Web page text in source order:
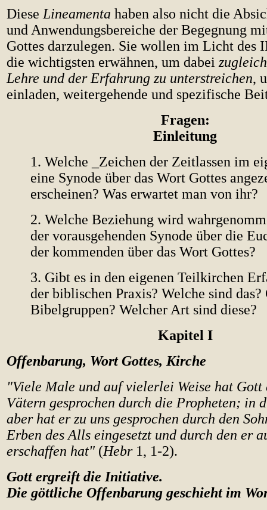
DieseLineamenta haben also nicht die
und Anwendungsbereiche der Begegnung
Gottes darzulegen. Sie wollen im Licht des
die wichtigsten erwähnen, um dabei
Lehre und der Erfahrung zu unterstreichen,
einladen, weitergehende und spezifische
Fragen:
Einleitung
1. Welche _Zeichen der Zeitlassen im
eine Synode über das Wort Gottes
erscheinen? Was erwartet man von ihr?
2. Welche Beziehung wird
der vorausgehenden Synode über die
der kommenden über das Wort Gottes?
3. Gibt es in den eigenen Teilkirchen
der biblischen Praxis? Welche sind das?
Bibelgruppen? Welcher Art sind diese?
Kapitel I
Offenbarung, Wort Gottes, Kirche
"Viele Male und auf vielerlei Weise hat Gott
Vätern gesprochen durch die Propheten; in
aber hat er zu uns gesprochen durch den
Erben des Alls eingesetzt und durch den er
erschaffen hat" (Hebr1, 1-2).
Gott ergreift die Initiative.
Die göttliche Offenbarung geschieht im